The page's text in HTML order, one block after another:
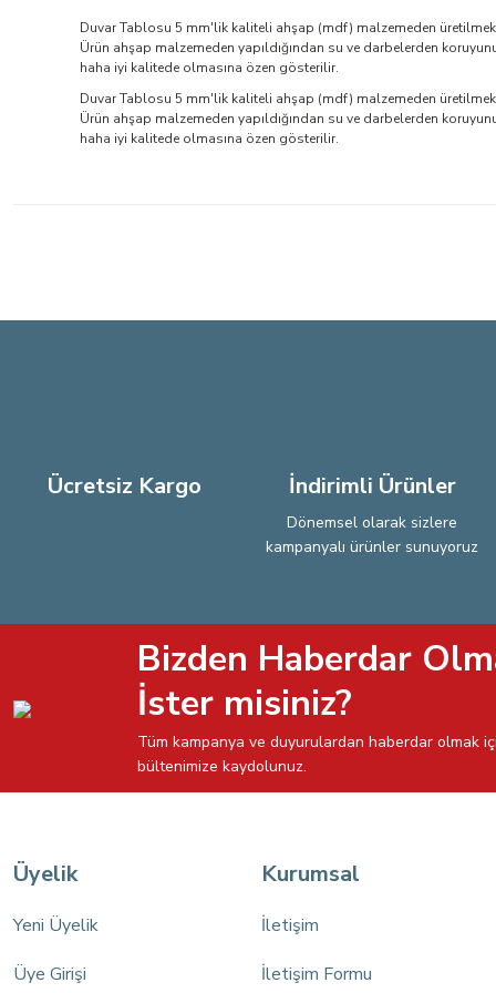
Duvar Tablosu 5 mm'lik kaliteli ahşap (mdf) malzemeden
Ürün ahşap malzemeden yapıldığından su ve darbelerden
haha iyi kalitede olmasına özen gösterilir.
Duvar Tablosu 5 mm'lik kaliteli ahşap (mdf) malzemeden
Ürün ahşap malzemeden yapıldığından su ve darbelerden
haha iyi kalitede olmasına özen gösterilir.
Ücretsiz Kargo İndirimli Ürünler
Dönemsel olarak sizlere
kampanyalı ürünler sunuyoruz
Bizden Haberdar
İster misiniz?
Tüm kampanya ve duyurulardan haberdar olmak
bültenimize kaydolunuz.
Üyelik
Yeni Üyelik
Üye Girişi
Kurumsal
İletişim
İletişim Formu